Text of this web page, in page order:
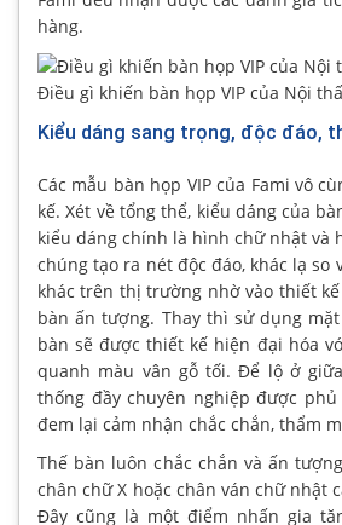
hàng.
Điều gì khiến bàn họp VIP của Nội
Kiểu dáng sang trọng, độc đáo,
Các mẫu bàn họp VIP của Fami vô
kế. Xét về tổng thể, kiểu dáng của
kiểu dáng chính là hình chữ nhật và
chúng tạo ra nét độc đáo, khác lạ so
khác trên thị trường nhờ vào thiết
bàn ấn tượng. Thay thì sử dụng
bàn sẽ được thiết kế hiện đại hóa
quanh màu vân gỗ tối. Để lộ ở
thống đầy chuyên nghiệp được
đem lại cảm nhận chắc chắn, thẩm
Thế bàn luôn chắc chắn và ấn
chân chữ X hoặc chân ván chữ nhật
Đây cũng là một điểm nhấn gia